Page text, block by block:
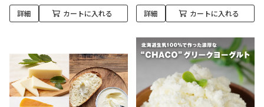
詳細 カートに入れる 詳細 カートに入れる